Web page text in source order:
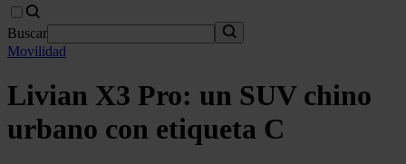
Buscar
Movilidad
Livian X3 Pro: un SUV chino
urbano con etiqueta C